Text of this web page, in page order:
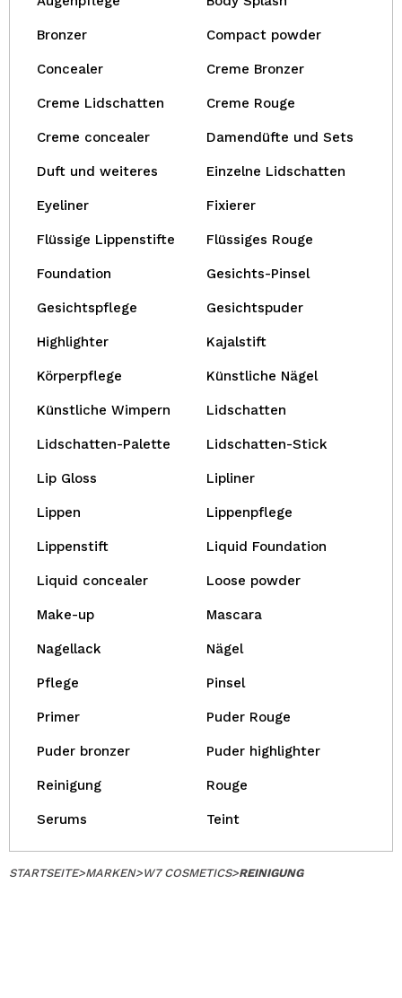
Bronzer Compact powder
Concealer Creme Bronzer
Creme Lidschatten Creme Rouge
Creme concealer Damendüfte und Sets
Duft und weiteres Einzelne Lidschatten
Eyeliner Fixierer
Flüssige Lippenstifte Flüssiges Rouge
Foundation Gesichts-Pinsel
Gesichtspflege Gesichtspuder
Highlighter Kajalstift
Körperpflege Künstliche Nägel
Künstliche Wimpern Lidschatten
Lidschatten-Palette Lidschatten-Stick
Lip Gloss Lipliner
Lippen Lippenpflege
Lippenstift Liquid Foundation
Liquid concealer Loose powder
Make-up Mascara
Nagellack Nägel
Pflege Pinsel
Primer Puder Rouge
Puder bronzer Puder highlighter
Reinigung Rouge
Serums Teint
STARTSEITE>MARKEN>W7 COSMETICS>REINIGUNG